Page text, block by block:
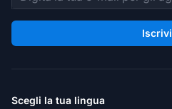
Scegli la tua lingua